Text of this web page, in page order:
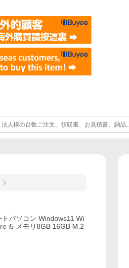
人様の台数ご注文、領収書、お見積書、納品書
トパソコン Windows11 Wi
i5 メモリ8GB 16GB M.2